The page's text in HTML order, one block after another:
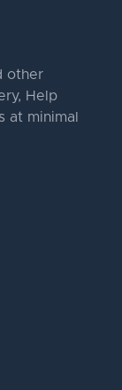
other
Help
at minimal